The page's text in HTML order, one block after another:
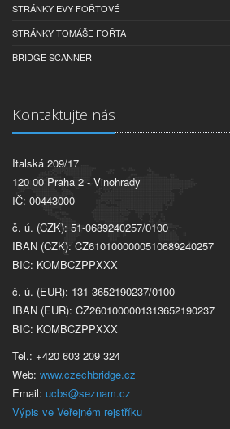
STRÁNKY EVY FOŘTOVÉ
STRÁNKY TOMÁŠE FOŘTA
BRIDGE SCANNER
Kontaktujte nás
Italská 209/17
120 00 Praha 2 - Vinohrady
IČ: 00443000
č. ú. (CZK): 51-0689240257/0100
IBAN (CZK): CZ6101000000510689240257
BIC: KOMBCZPPXXX
č. ú. (EUR): 131-3652190237/0100
IBAN (EUR): CZ2601000001313652190237
BIC: KOMBCZPPXXX
Tel.: +420 603 209 324
Web: www.czechbridge.cz
Email: ucbs@seznam.cz
Výpis ve Veřejném rejstříku